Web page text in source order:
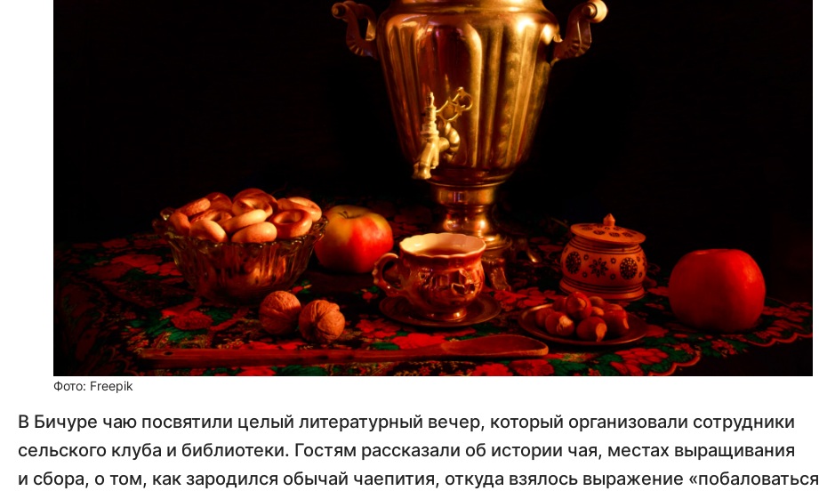
Фото: Freepik
В Бичуре чаю посвятили целый литературный вечер, который организовали сотрудники
сельского клуба и библиотеки. Гостям рассказали об истории чая, местах выращивания
и сбора, о том, как зародился обычай чаепития, откуда взялось выражение «побаловаться